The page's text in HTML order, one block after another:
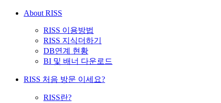
About RISS
RISS 이용방법
RISS 지식더하기
DB연계 현황
BI 및 배너 다운로드
RISS 처음 방문 이세요?
RISS란?